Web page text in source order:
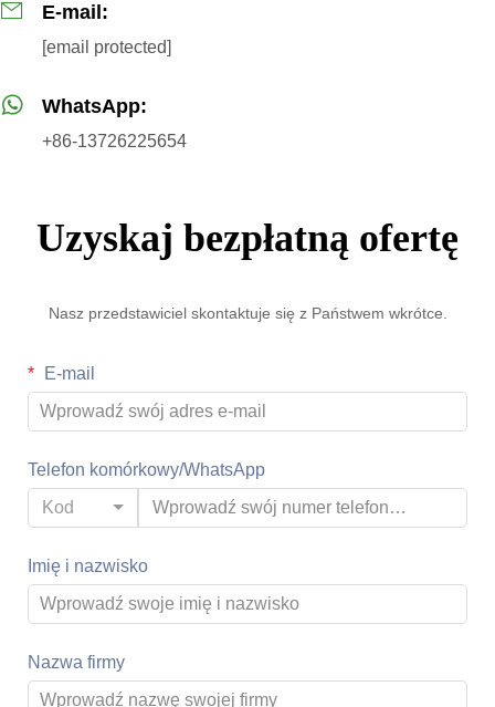
E-mail:
[email protected]
WhatsApp:
+86-13726225654
Uzyskaj bezpłatną ofertę
Nasz przedstawiciel skontaktuje się z Państwem wkrótce.
E-mail
Telefon komórkowy/WhatsApp
Kod
Imię i nazwisko
Nazwa firmy